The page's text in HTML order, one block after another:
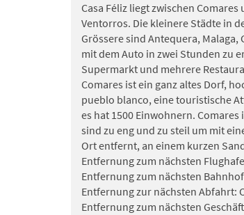
Casa Féliz liegt zwischen
Ventorros. Die kleinere Städte in
Grössere sind Antequera,
mit dem Auto in zwei Stunden zu
Supermarkt und mehrere
Comares ist ein ganz altes Dorf,
pueblo blanco, eine touristische
es hat 1500 Einwohnern.
sind zu eng und zu steil um mit
Ort entfernt, an einem kurzen
Entfernung zum nächsten
Entfernung zum nächsten
Entfernung zur nächsten Abfahrt:
Entfernung zum nächsten